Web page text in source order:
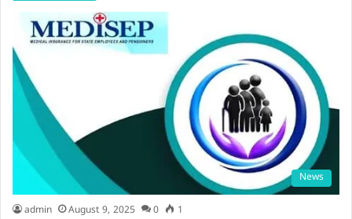
News
admin August 9, 2025 0 1